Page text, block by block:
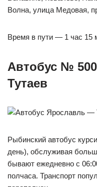
Волна, улица Медовая,
Время в пути — 1 час 15
Автобус №
Тутаев
Рыбинский автобус
день), обслуживая
бывают ежедневно с
полчаса. Транспорт